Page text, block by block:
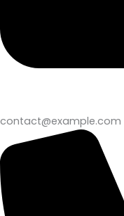
contact@example.com